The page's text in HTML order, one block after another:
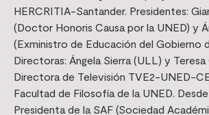
HERCRITIA-Santander. Presidentes:
(Doctor Honoris Causa por la UNED) y
(Exministro de Educación del Gobierno
Directoras: Ángela Sierra (ULL) y
Directora de Televisión TVE2-UNED-
Facultad de Filosofía de la UNED.
Presidenta de la SAF (Sociedad